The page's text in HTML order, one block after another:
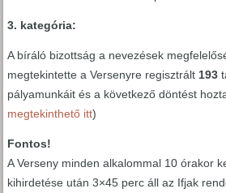
3. kategória:
A bíráló bizottság a nevezések
megtekintette a Versenyre regisztrált 193
pályamunkáit és a következő döntést
megtekinthető itt)
Fontos!
A Verseny minden alkalommal 10 órakor
kihirdetése után 3×45 perc áll az Ifjak